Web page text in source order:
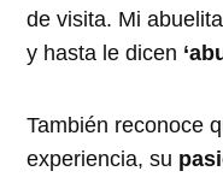
de visita. Mi
y hasta le dicen
También reconoce
experiencia, su